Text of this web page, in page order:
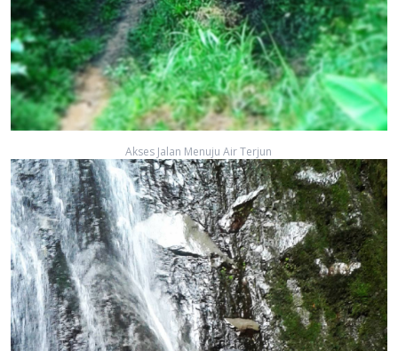
Akses Jalan Menuju Air Terjun